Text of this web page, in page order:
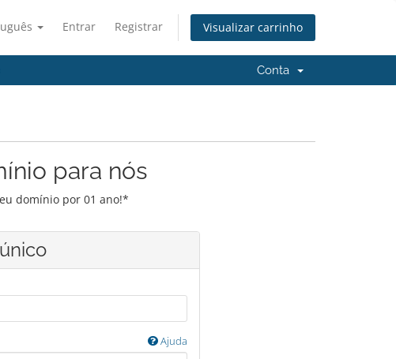
Entrar Registrar Visualizar carrinho
Conta
para nós
domínio por 01 ano!*
Ajuda